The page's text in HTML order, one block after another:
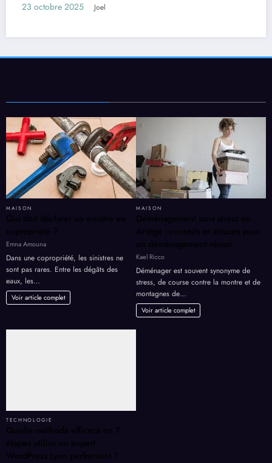
13 octobre 2025
MAISON
Qui doit déclarer un sinistre en
copropriété ?
Emna Amouna
Dans une copropriété, les sinistres ne
sont pas rares. Entre les dégâts des
eaux, les…
Voir article complet
MAISON
Déménagement sans stress en
Ariège : conseils et astuces pour
un déménagement réussi
Kael Ricco
Déménager est souvent synonyme de
stress, de course contre la montre et de
montagnes de…
Voir article complet
TECHNOLOGIE
Quelle méthode efficace en 7
étapes utilise un expert
WordPress Lyon performant ?